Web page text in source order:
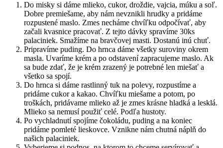
Do misky si dáme mlieko, cukor, droždie, vajcia, múku a soľ.
Dobre premiešame, aby nám nevznikli hrudky a pridáme
rozpustené maslo. Zmes necháme chvíľku odpočívať, aby
začali kvasnice pracovať. Z tejto dávky spravíme 30ks
palaciniek. Smažíme na bravčovej masti. Dostanú inú chuť.
Pripravíme puding. Do hrnca dáme všetky suroviny okrem
masla. Uvaríme krém a po odstavení zapracujeme maslo. Ak
sa bude zdať, že je krém zrazený je potrebné len miešať a
všetko sa spojí.
Do hrnca si dáme rastlinný tuk na polevy, rozpustíme a
pridáme cukor a kakao. Chvíľku miešame a potom, po
troškách, pridávame mlieko až je zmes krásne hladká a lesklá.
Mlieko sa nemusí použiť celé. Podľa hustoty.
Po vychladnutí spojíme čokoládu, puding a na koniec
pridáme pomleté lieskovce. Vznikne nám chutná náplň do
našich palaciniek.